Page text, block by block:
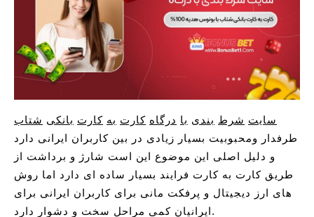
سایت شرط بندی با درگاه کارت به کارت بانکی شتاب
طرفدار ومحبوبیت بسیار زیادی در بین کاربران ایرانی دارد
و دلیل اصلی این موضوع این است شارژ و برداشت از
طریق کارت به کارت فرایند بسیار ساده ای دارد اما روش
های ارز دیجیتال و پرفکت مانی برای کاربران ایرانی برای
ایرانیان کمی مراحل سخت و دشوار دارد.